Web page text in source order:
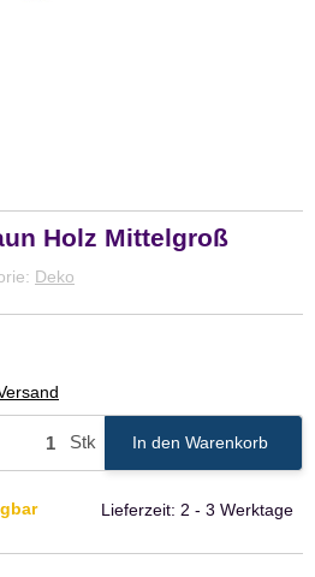
Holz Mittelgroß
Deko
Stk In den Warenkorb
Lieferzeit: 2 - 3 Werktage